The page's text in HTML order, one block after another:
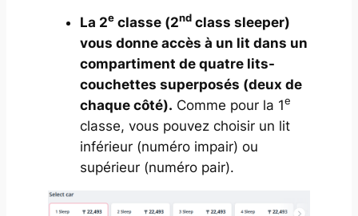
La 2eclasse (2ndclass sleeper)
vous donne accès à un lit dans un
compartiment de quatre lits-
couchettes superposés (deux de
chaque côté). Comme pour la 1e
classe, vous pouvez choisir un lit
inférieur (numéro impair) ou
supérieur (numéro pair).